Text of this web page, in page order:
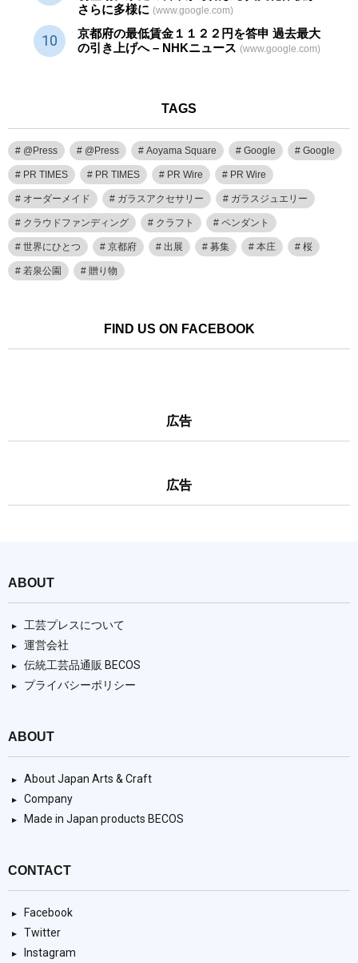
さらに多様に (www.google.com)
京都府の最低賃金１１２２円を答申 過去最大
の引き上げへ – NHKニュース (www.google.com)
TAGS
@Press @Press Aoyama Square Google Google
PR TIMES PR TIMES PR Wire PR Wire
オーダーメイド ガラスアクセサリー ガラスジュエリー
クラウドファンディング クラフト ペンダント
世界にひとつ 京都府 出展 募集 本庄 桜
若泉公園 贈り物
FIND US ON FACEBOOK
広告
広告
ABOUT
工芸プレスについて
運営会社
伝統工芸品通販 BECOS
プライバシーポリシー
ABOUT
About Japan Arts & Craft
Company
Made in Japan products BECOS
CONTACT
Facebook
Twitter
Instagram